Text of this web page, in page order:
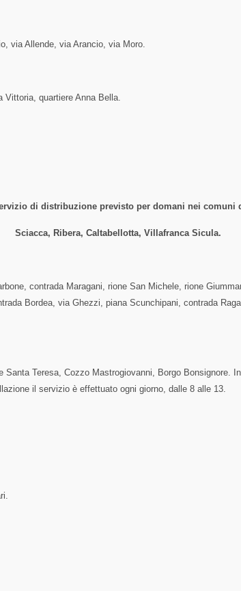
via Allende, via Arancio, via Moro.
quartiere Anna Bella.
di distribuzione previsto per domani nei comuni
Sciacca, Ribera, Caltabellotta, Villafranca Sicula.
contrada Maragani, rione San Michele, rione
Bordea, via Ghezzi, piana Scunchipani, contrada
Santa Teresa, Cozzo Mastrogiovanni, Borgo Bonsignore.
il servizio è effettuato ogni giorno, dalle 8 alle 13.